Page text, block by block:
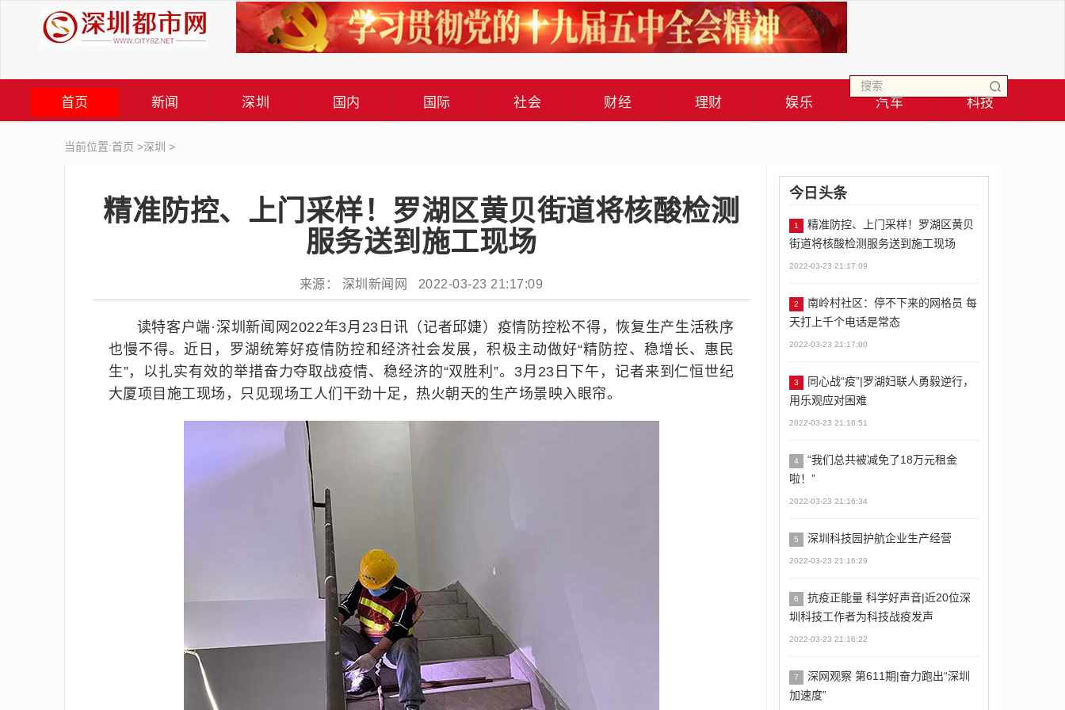
首页 新闻 深圳 国内 国际 社会 财经 理财 娱乐 汽车 科技
当前位置:首页 >深圳 >
精准防控、上门采样！罗湖区黄贝街道将核酸检测
服务送到施工现场
来源： 深圳新闻网 2022-03-23 21:17:09
读特客户端·深圳新闻网2022年3月23日讯（记者邱婕）疫情防控松不得，恢复生产生活秩序
也慢不得。近日，罗湖统筹好疫情防控和经济社会发展，积极主动做好“精防控、稳增长、惠民
生”，以扎实有效的举措奋力夺取战疫情、稳经济的“双胜利”。3月23日下午，记者来到仁恒世纪
大厦项目施工现场，只见现场工人们干劲十足，热火朝天的生产场景映入眼帘。
今日头条
1
精准防控、上门采样！罗湖区黄贝
街道将核酸检测服务送到施工现场
2022-03-23 21:17:09
2
南岭村社区：停不下来的网格员 每
天打上千个电话是常态
2022-03-23 21:17:00
3
同心战“疫”|罗湖妇联人勇毅逆行，
用乐观应对困难
2022-03-23 21:16:51
4
“我们总共被减免了18万元租金
啦！”
2022-03-23 21:16:34
5 深圳科技园护航企业生产经营
2022-03-23 21:16:29
6
抗疫正能量 科学好声音|近20位深
圳科技工作者为科技战疫发声
2022-03-23 21:16:22
7
深网观察 第611期|奋力跑出“深圳
加速度”